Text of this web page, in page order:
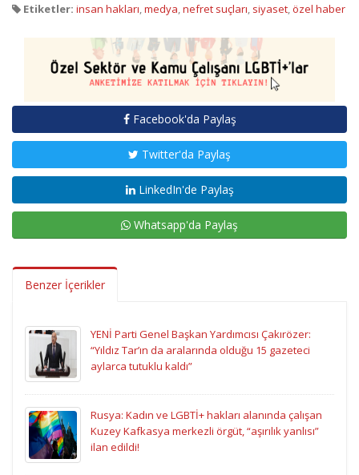
Etiketler: insan hakları,medya,nefret suçları, siyaset,özel haber
Facebook'da Paylaş
Twitter'da Paylaş
LinkedIn'de Paylaş
Whatsapp'da Paylaş
Benzer İçerikler
YENİ Parti Genel Başkan Yardımcısı Çakırözer:
“Yıldız Tar’ın da aralarında olduğu 15 gazeteci
aylarca tutuklu kaldı”
Rusya: Kadın ve LGBTİ+ hakları alanında çalışan
Kuzey Kafkasya merkezli örgüt, “aşırılık yanlısı”
ilan edildi!